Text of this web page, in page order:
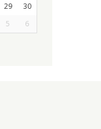
29
30
5 6